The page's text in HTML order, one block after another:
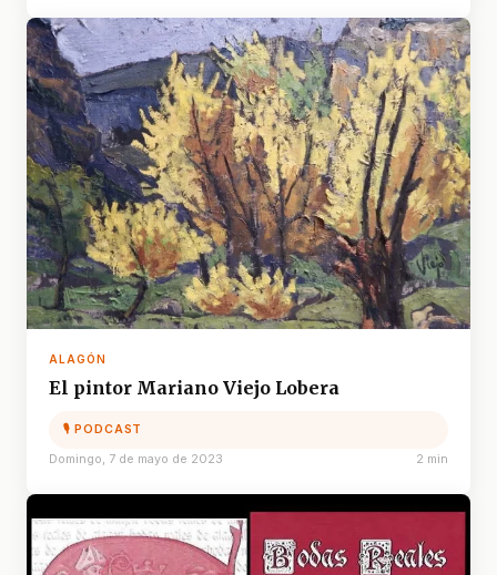
ALAGÓN
El pintor Mariano Viejo Lobera
🎙 PODCAST
Domingo, 7 de mayo de 2023 2 min